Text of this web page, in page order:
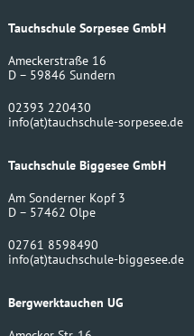
Tauchschule Sorpesee GmbH
Ameckerstraße 16
D – 59846 Sundern
02393 220430
info(at)tauchschule-sorpesee.de
Tauchschule Biggesee GmbH
Am Sonderner Kopf 3
D – 57462 Olpe
02761 8598490
info(at)tauchschule-biggesee.de
Bergwerktauchen UG